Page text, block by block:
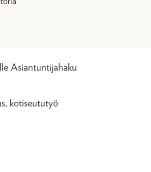
Asiantuntijahaku
kotiseututyö